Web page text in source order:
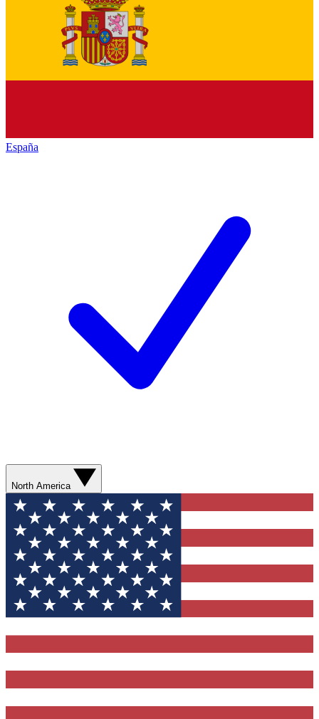
España
North America